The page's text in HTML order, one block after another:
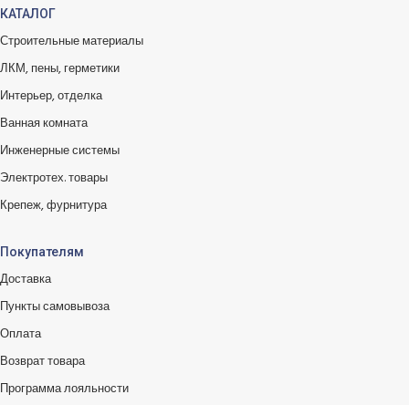
КАТАЛОГ
Строительные материалы
ЛКМ, пены, герметики
Интерьер, отделка
Ванная комната
Инженерные системы
Электротех. товары
Крепеж, фурнитура
Покупателям
Доставка
Пункты самовывоза
Оплата
Возврат товара
Программа лояльности